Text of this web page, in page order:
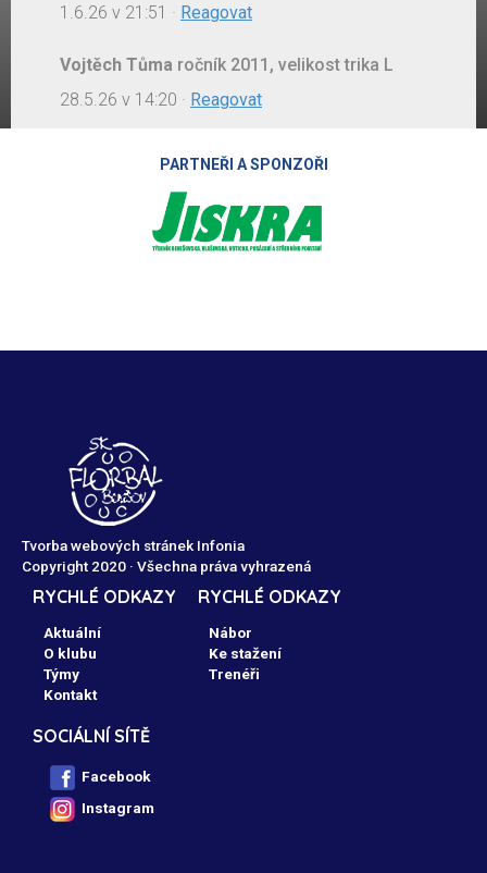
1.6.26 v 21:51 · Reagovat
Vojtěch Tůma ročník 2011, velikost trika L
28.5.26 v 14:20 · Reagovat
PARTNEŘI A SPONZOŘI
Tvorba webových stránek Infonia
Copyright 2020 · Všechna práva vyhrazená
RYCHLÉ ODKAZY
Aktuální
O klubu
Týmy
Kontakt
RYCHLÉ ODKAZY
Nábor
Ke stažení
Trenéři
SOCIÁLNÍ SÍTĚ
Facebook
Instagram